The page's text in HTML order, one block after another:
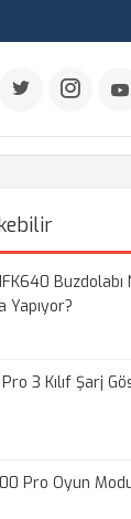
Yapıyor?
3 Kılıf Şarj
Pro Oyun